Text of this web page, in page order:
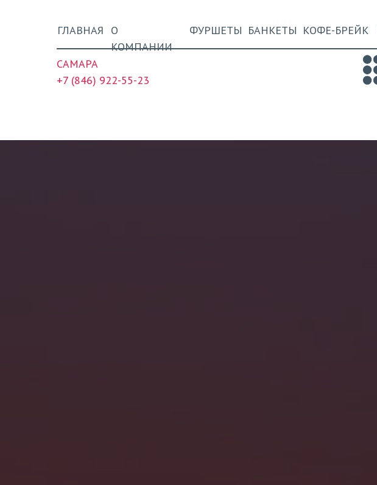
ГЛАВНАЯ БАНКЕТЫ
ФУРШЕТЫ КОФЕ-БРЕЙК
О
КОМПАНИИ
CАМАРА
+7 (846) 922-55-23